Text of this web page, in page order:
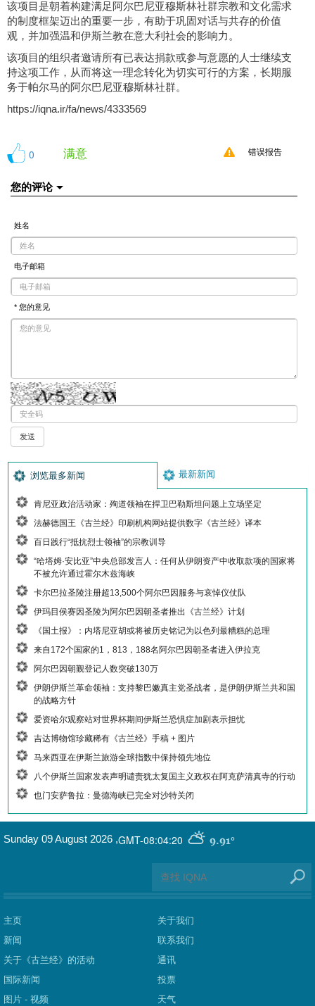
该项目是朝着构建满足阿尔巴尼亚穆斯林社群宗教和文化需求
的制度框架迈出的重要一步，有助于巩固对话与共存的价值
观，并加强温和伊斯兰教在意大利社会的影响力。
该项目的组织者邀请所有已表达捐款或参与意愿的人士继续支
持这项工作，从而将这一理念转化为切实可行的方案，长期服
务于帕尔马的阿尔巴尼亚穆斯林社群。
https://iqna.ir/fa/news/4333569
0 满意 错误报告
您的评论
姓名
电子邮箱
* 您的意见
浏览最多新闻 最新新闻
肯尼亚政治活动家：殉道领袖在捍卫巴勒斯坦问题上立场坚定
法赫德国王《古兰经》印刷机构网站提供数字《古兰经》译本
百日践行“抵抗烈士领袖”的宗教训导
“哈塔姆·安比亚”中央总部发言人：任何从伊朗资产中收取款项的国家将
不被允许通过霍尔木兹海峡
卡尔巴拉圣陵注册超13,500个阿尔巴因服务与哀悼仪仗队
伊玛目侯赛因圣陵为阿尔巴因朝圣者推出《古兰经》计划
《国土报》：内塔尼亚胡或将被历史铭记为以色列最糟糕的总理
来自172个国家的1，813，188名阿尔巴因朝圣者进入伊拉克
阿尔巴因朝觐登记人数突破130万
伊朗伊斯兰革命领袖：支持黎巴嫩真主党圣战者，是伊朗伊斯兰共和国
的战略方针
爱资哈尔观察站对世界杯期间伊斯兰恐惧症加剧表示担忧
吉达博物馆珍藏稀有《古兰经》手稿 + 图片
马来西亚在伊斯兰旅游全球指数中保持领先地位
八个伊斯兰国家发表声明谴责犹太复国主义政权在阿克萨清真寺的行动
也门安萨鲁拉：曼德海峡已完全对沙特关闭
GMT-08:04:20 9.91°
Sunday 09 August 2026 ,
主页
新闻
关于《古兰经》的活动
国际新闻
图片 - 视频
关于我们
联系我们
通讯
投票
天气